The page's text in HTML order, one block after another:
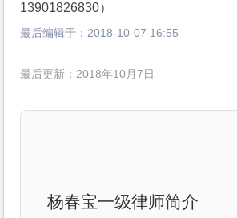
13901826830）
最后编辑于： 2018-10-07 16:55
最后更新：2018年10月7日
杨春宝一级律师简介